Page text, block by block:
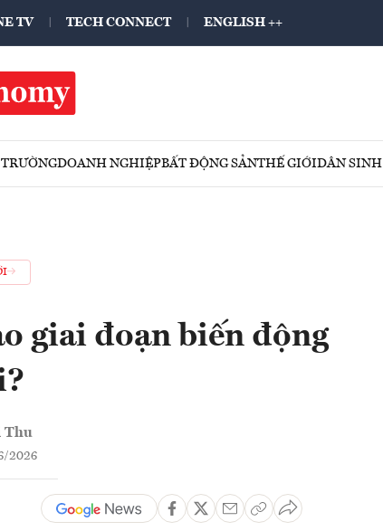
TV TECH CONNECT ENGLISH ++
DOANH NGHIỆPBẤT ĐỘNG SẢNTHẾ GIỚIDÂN SINH
giai đoạn biến động
Thu
2026